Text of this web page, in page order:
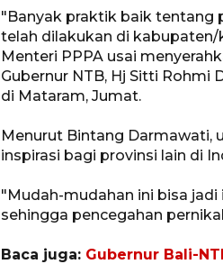
"Banyak praktik baik tentang
telah dilakukan di kabupaten/
Menteri PPPA usai
Gubernur NTB, Hj Sitti Rohmi
di Mataram, Jumat.
Menurut Bintang Darmawati,
inspirasi bagi provinsi lain di
"Mudah-mudahan ini bisa
sehingga pencegahan
Baca juga: Gubernur Bali-